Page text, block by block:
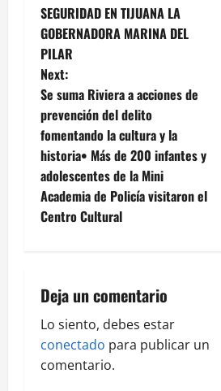
o
s
t
n
a
v
i
a
t
i
SEGURIDAD EN TIJUANA LA
GOBERNADORA MARINA DEL
PILAR
Next:
Se suma Riviera a acciones de
prevención del delito
fomentando la cultura y la
historia• Más de 200 infantes y
adolescentes de la Mini
Academia de Policía visitaron el
Centro Cultural
Deja un comentario
Lo siento, debes estar
conectado para publicar un
comentario.